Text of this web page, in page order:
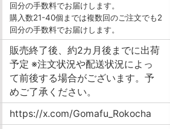
回分の手数料でお届けします。
購入数21-40個までは複数回のご注文でも2
回分の手数料でお届けします。
販売終了後、約2カ月後までに出荷
予定 ※注文状況や配送状況によっ
て前後する場合がございます。予
めご了承ください。
https://x.com/Gomafu_Rokocha